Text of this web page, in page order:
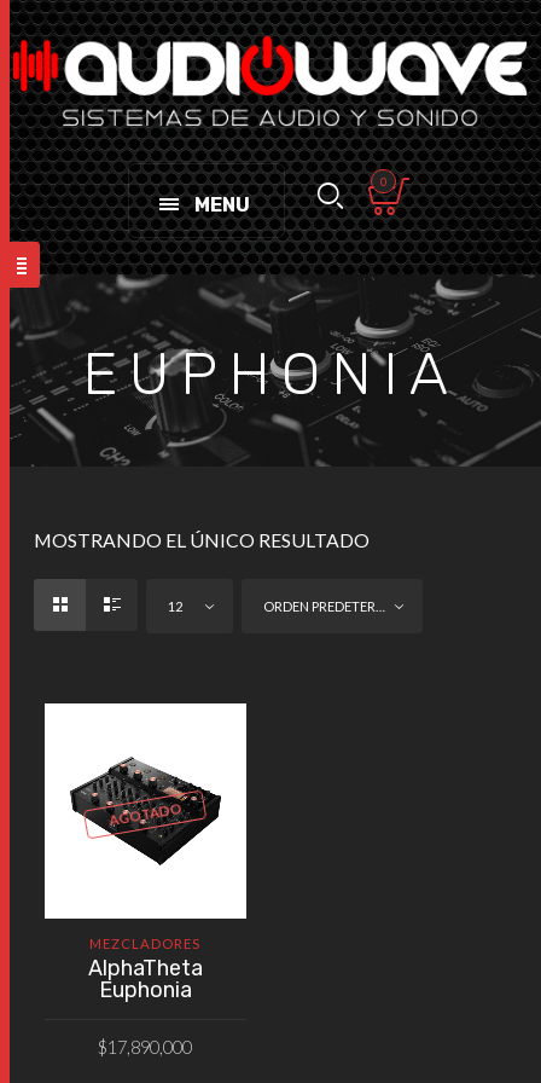
MENU
0
EUPHONIA
MOSTRANDO EL ÚNICO RESULTADO
12
AGOTADO
MEZCLADORES
AlphaTheta
Euphonia
$17,890,000